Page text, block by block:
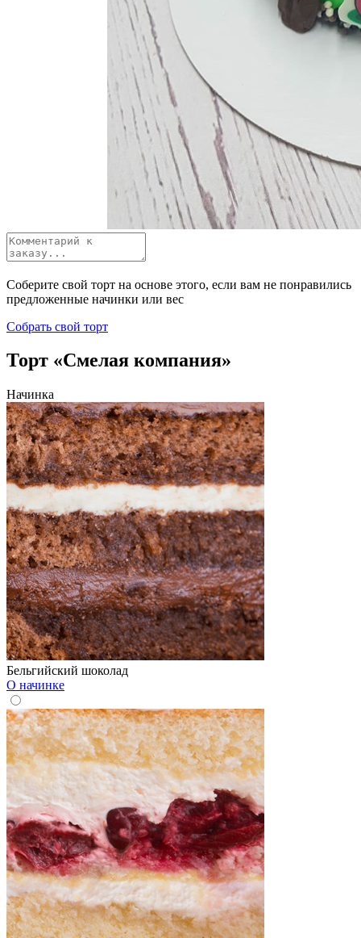
Соберите свой торт на основе этого, если вам не понравились
предложенные начинки или вес
Собрать свой торт
Торт «Смелая компания»
Начинка
Бельгийский шоколад
О начинке